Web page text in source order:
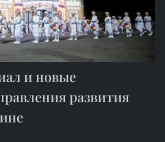
и новые
развития